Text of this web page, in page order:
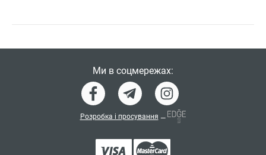
Ми в соцмережах:
Розробка і просування —